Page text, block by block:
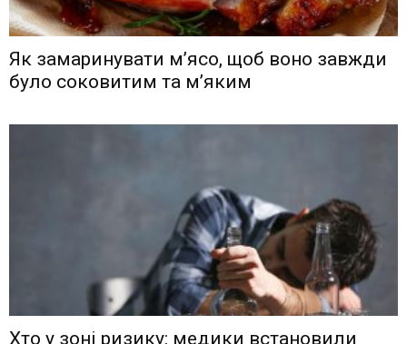
Як замаринувати м’ясо, щоб воно завжди
було соковитим та м’яким
Хто у зоні ризику: медики встановили